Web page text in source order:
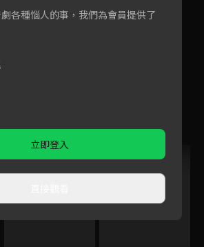
各種惱人的事，我們為會員提供了
立即登入